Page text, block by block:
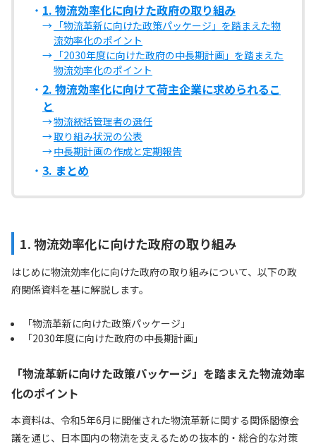
1. 物流効率化に向けた政府の取り組み
「物流革新に向けた政策パッケージ」を踏まえた物
流効率化のポイント
「2030年度に向けた政府の中長期計画」を踏まえた
物流効率化のポイント
2. 物流効率化に向けて荷主企業に求められるこ
と
物流統括管理者の選任
取り組み状況の公表
中長期計画の作成と定期報告
3. まとめ
1. 物流効率化に向けた政府の取り組み
はじめに物流効率化に向けた政府の取り組みについて、以下の政
府関係資料を基に解説します。
「物流革新に向けた政策パッケージ」
「2030年度に向けた政府の中長期計画」
「物流革新に向けた政策パッケージ」を踏まえた物流効率
化のポイント
本資料は、令和5年6月に開催された物流革新に関する関係閣僚会
議を通じ、日本国内の物流を支えるための抜本的・総合的な対策